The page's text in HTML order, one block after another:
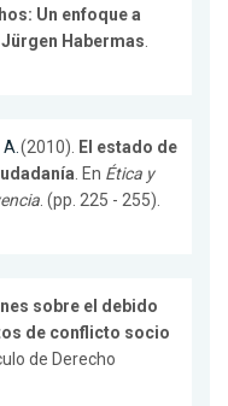
Un enfoque a
Habermas.
(2010). El estado de
. En Ética y
. (pp. 225 - 255).
sobre el debido
de conflicto socio
de Derecho